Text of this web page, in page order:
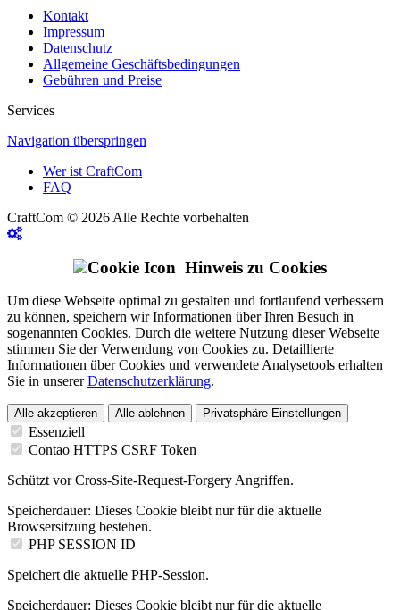
Kontakt
Impressum
Datenschutz
Allgemeine Geschäftsbedingungen
Gebühren und Preise
Services
Navigation überspringen
Wer ist CraftCom
FAQ
CraftCom © 2026 Alle Rechte vorbehalten
Hinweis zu Cookies
Um diese Webseite optimal zu gestalten und fortlaufend verbessern
zu können, speichern wir Informationen über Ihren Besuch in
sogenannten Cookies. Durch die weitere Nutzung dieser Webseite
stimmen Sie der Verwendung von Cookies zu. Detaillierte
Informationen über Cookies und verwendete Analysetools erhalten
Sie in unsererDatenschutzerklärung.
Alle akzeptieren Alle ablehnen Privatsphäre-Einstellungen
Essenziell
Contao HTTPS CSRF Token
Schützt vor Cross-Site-Request-Forgery Angriffen.
Speicherdauer: Dieses Cookie bleibt nur für die aktuelle
Browsersitzung bestehen.
PHP SESSION ID
Speichert die aktuelle PHP-Session.
Speicherdauer: Dieses Cookie bleibt nur für die aktuelle